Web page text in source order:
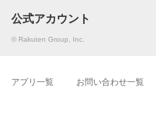
公式アカウント
© Rakuten Group, Inc.
アプリ一覧 お問い合わせ一覧